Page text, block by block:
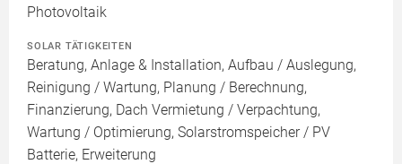
Photovoltaik
SOLAR TÄTIGKEITEN
Beratung, Anlage & Installation, Aufbau / Auslegung,
Reinigung / Wartung, Planung / Berechnung,
Finanzierung, Dach Vermietung / Verpachtung,
Wartung / Optimierung, Solarstromspeicher / PV
Batterie, Erweiterung